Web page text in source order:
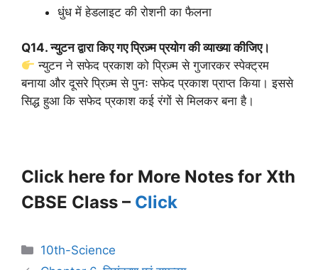
धुंध में हेडलाइट की रोशनी का फैलना
Q14. न्युटन द्वारा किए गए प्रिज़्म प्रयोग की व्याख्या कीजिए।
न्युटन ने सफेद प्रकाश को प्रिज़्म से गुजारकर स्पेक्ट्रम
बनाया और दूसरे प्रिज़्म से पुनः सफेद प्रकाश प्राप्त किया। इससे
सिद्ध हुआ कि सफेद प्रकाश कई रंगों से मिलकर बना है।
Click here for More Notes for Xth
CBSE Class – Click
10th-Science